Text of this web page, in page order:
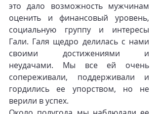
это дало возможность мужчинам
оценить и финансовый уровень,
социальную группу и интересы
Гали. Галя щедро делилась с нами
своими достижениями и
неудачами. Мы все ей очень
сопереживали, поддерживали и
гордились ее упорством, но не
верили в успех.